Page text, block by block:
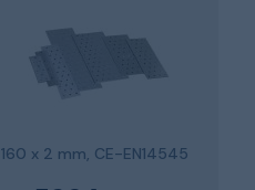
160 x 2 mm, CE-EN14545